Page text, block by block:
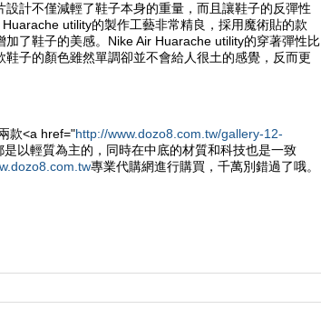
計不僅減輕了鞋子本身的重量，而且讓鞋子的反彈性
utility的製作工藝非常精良，採用魔術貼的款
了鞋子的美感。Nike Air Huarache utility的穿著彈性比
子的顏色雖然單調卻並不會給人很土的感覺，反而更
款<a href="http://www.dozo8.com.tw/gallery-12-
以輕質為主的，同時在中底的材質和科技也是一致
專業代購網進行購買，千萬別錯過了哦。